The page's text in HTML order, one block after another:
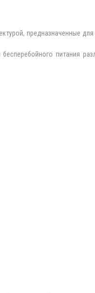
предназначенные
питания